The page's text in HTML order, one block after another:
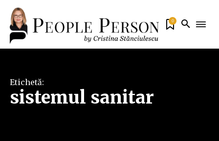
0
Etichetă:
sistemul sanitar